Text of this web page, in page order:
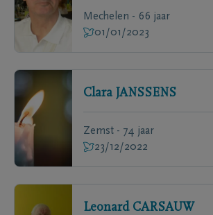
Mechelen - 66 jaar
01/01/2023
Clara JANSSENS
Zemst - 74 jaar
23/12/2022
Leonard CARSAUW